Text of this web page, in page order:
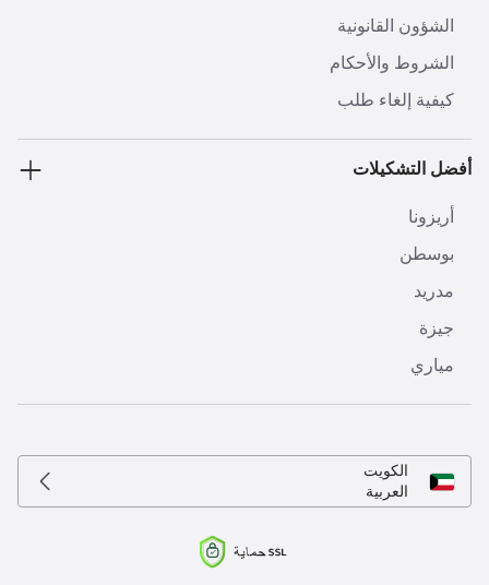
الشؤون القانونية
الشروط والأحكام
كيفية إلغاء طلب
أفضل التشكيلات
أريزونا
بوسطن
مدريد
جيزة
مياري
الكويت
العربية